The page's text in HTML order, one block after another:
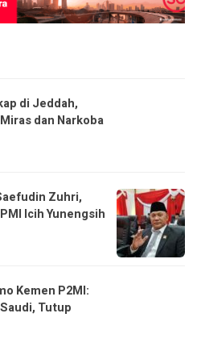
di Jeddah,
dan Narkoba
Zuhri,
Icih Yunengsih
Kemen P2MI:
Tutup